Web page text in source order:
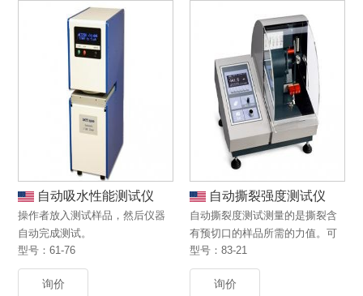
自动吸水性能测试仪
操作者放入测试样品，然后仪器
自动完成测试。
型号：61-76
询价
自动撕裂强度测试仪
自动撕裂度测试测量的是撕裂含
有预切口的样品所需的力值。可
选不同的设备型号和标准砝码来
测试不同力量强度的材料。这有
利于评估多孔性材料的力量强
型号：83-21
询价